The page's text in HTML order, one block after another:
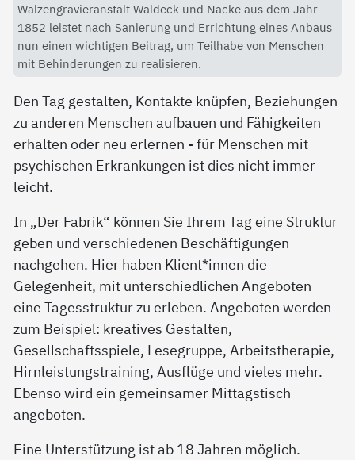
Walzengravieranstalt Waldeck und Nacke aus dem Jahr
1852 leistet nach Sanierung und Errichtung eines Anbaus
nun einen wichtigen Beitrag, um Teilhabe von Menschen
mit Behinderungen zu realisieren.
Den Tag gestalten, Kontakte knüpfen, Beziehungen
zu anderen Menschen aufbauen und Fähigkeiten
erhalten oder neu erlernen - für Menschen mit
psychischen Erkrankungen ist dies nicht immer
leicht.
In „Der Fabrik“ können Sie Ihrem Tag eine Struktur
geben und verschiedenen Beschäftigungen
nachgehen. Hier haben Klient*innen die
Gelegenheit, mit unterschiedlichen Angeboten
eine Tagesstruktur zu erleben. Angeboten werden
zum Beispiel: kreatives Gestalten,
Gesellschaftsspiele, Lesegruppe, Arbeitstherapie,
Hirnleistungstraining, Ausflüge und vieles mehr.
Ebenso wird ein gemeinsamer Mittagstisch
angeboten.
Eine Unterstützung ist ab 18 Jahren möglich.